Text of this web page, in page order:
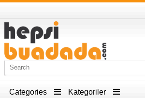
Categories Kategoriler